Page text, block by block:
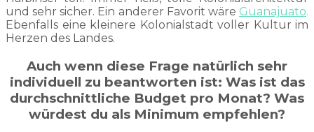
und sehr sicher. Ein anderer Favorit wäre Guanajuato.
Ebenfalls eine kleinere Kolonialstadt voller Kultur im
Herzen des Landes.
Auch wenn diese Frage natürlich sehr
individuell zu beantworten ist: Was ist das
durchschnittliche Budget pro Monat? Was
würdest du als Minimum empfehlen?